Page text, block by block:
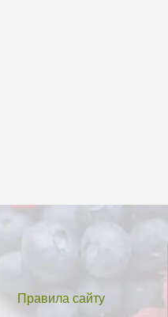
Правила сайту